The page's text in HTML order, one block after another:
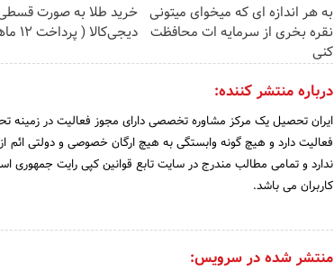
به هر اندازه ای که میخوای میتونی
نقره بخری از سرمایه ات محافظت
کنی
خرید طلا به صورت
دیجی‌کالا ( پرداخت 12 ماهه )
درباره منتشر کننده:
ایران تحصیل یک مرکز مشاوره تخصصی دارای مجوز فعالیت در
فعالیت دارد و هیچ گونه وابستگی به هیچ ارگان خصوصی و دولتی
ندارد و تمامی مطالب مندرج در سایت تابع قوانین کپی رایت جمهوری
کاربران می باشد.
منتشر شده در سرویس: